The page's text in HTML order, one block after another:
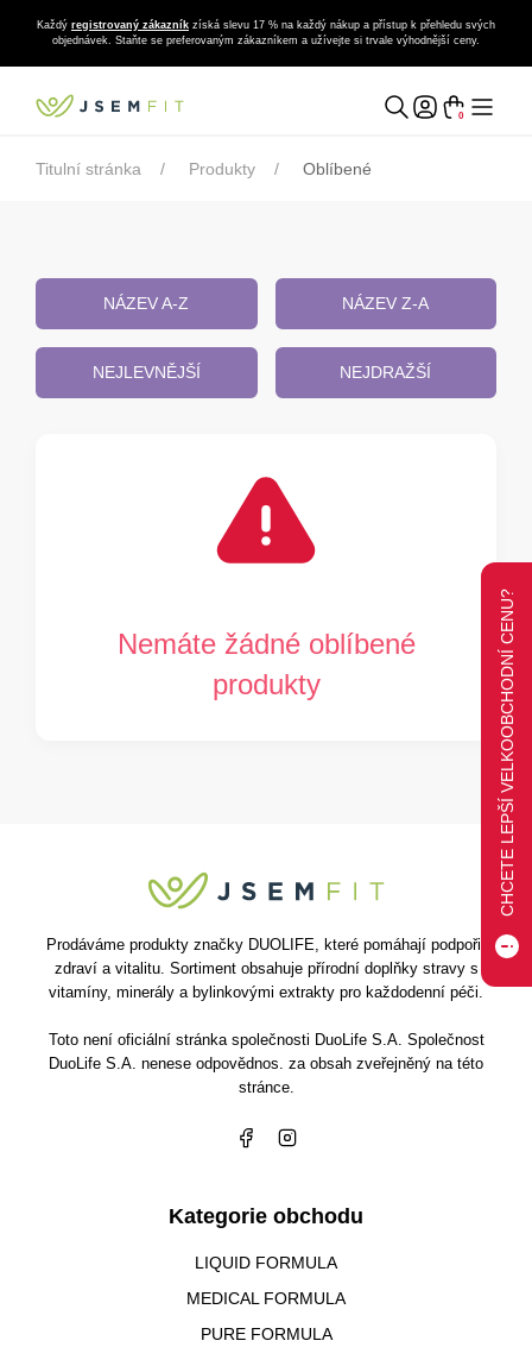
Každý registrovaný zákazník získá slevu 17 % na každý nákup a přístup k přehledu svých
objednávek. Staňte se preferovaným zákazníkem a užívejte si trvale výhodnější ceny.
0
Titulní stránka Produkty Oblíbené
NÁZEV A-Z NÁZEV Z-A
NEJLEVNĚJŠÍ NEJDRAŽŠÍ
Nemáte žádné oblíbené
produkty
Prodáváme produkty značky DUOLIFE, které pomáhají podpořit
zdraví a vitalitu. Sortiment obsahuje přírodní doplňky stravy s
vitamíny, minerály a bylinkovými extrakty pro každodenní péči.
Toto není oficiální stránka společnosti DuoLife S.A. Společnost
DuoLife S.A. nenese odpovědnos. za obsah zveřejněný na této
stránce.
Kategorie obchodu
LIQUID FORMULA
MEDICAL FORMULA
PURE FORMULA
CHCETE LEPŠÍ VELKOOBCHODNÍ CENU?